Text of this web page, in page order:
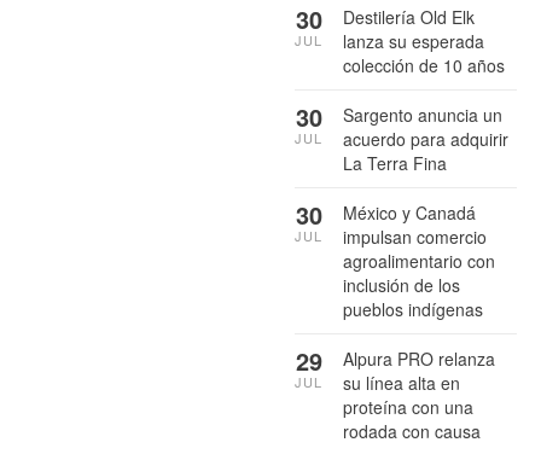
Destilería Old Elk
lanza su esperada
colección de 10 años
30
JUL
Sargento anuncia un
acuerdo para adquirir
La Terra Fina
30
JUL
México y Canadá
impulsan comercio
agroalimentario con
inclusión de los
pueblos indígenas
30
JUL
Alpura PRO relanza
su línea alta en
proteína con una
rodada con causa
29
JUL